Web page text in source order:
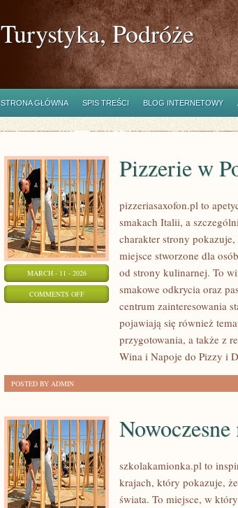
Turystyka, Podróże
STRONA GŁÓWNA SPIS TREŚCI BLOG INTERNETOWY
MARCH - 11 - 2026
COMMENTS OFFON
Pizzerie w
pizzeriasaxofon.pl to
smakach Italii, a
charakter strony
miejsce stworzone dla
od strony kulinarnej. To
smakowe odkrycia oraz
centrum zainteresowania
pojawiają się również
przygotowania, a także z
Wina i Napoje do Pizzy i
POSTED BY ADMIN
szkolakamionka.pl to
krajach, który pokazuje,
świata. To miejsce, w